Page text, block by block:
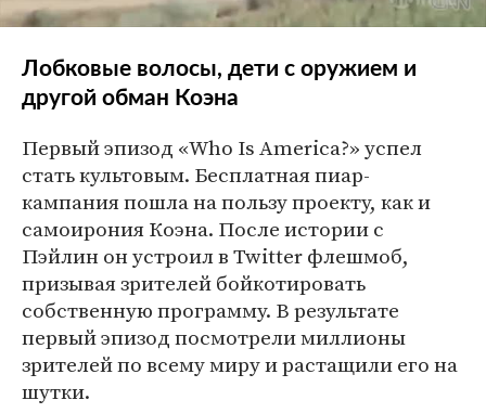
Лобковые волосы, дети с оружием и
другой обман Коэна
Первый эпизод «Who Is America?» успел
стать культовым. Бесплатная пиар-
кампания пошла на пользу проекту, как и
самоирония Коэна. После истории с
Пэйлин он устроил в Twitter флешмоб,
призывая зрителей бойкотировать
собственную программу. В результате
первый эпизод посмотрели миллионы
зрителей по всему миру и растащили его на
шутки.